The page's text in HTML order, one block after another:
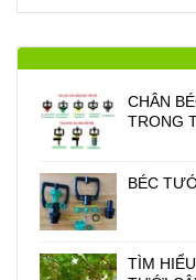
CHÂN
TRONG
BÉC
TÌM